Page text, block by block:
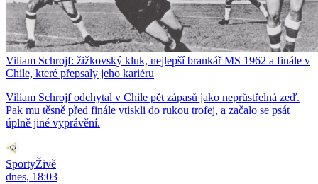
Viliam Schrojf: žižkovský kluk, nejlepší brankář MS 1962 a finále v
Chile, které přepsaly jeho kariéru
Viliam Schrojf odchytal v Chile pět zápasů jako neprůstřelná zeď.
Pak mu těsně před finále vtiskli do rukou trofej, a začalo se psát
úplně jiné vyprávění.
SportyŽivě
dnes, 18:03